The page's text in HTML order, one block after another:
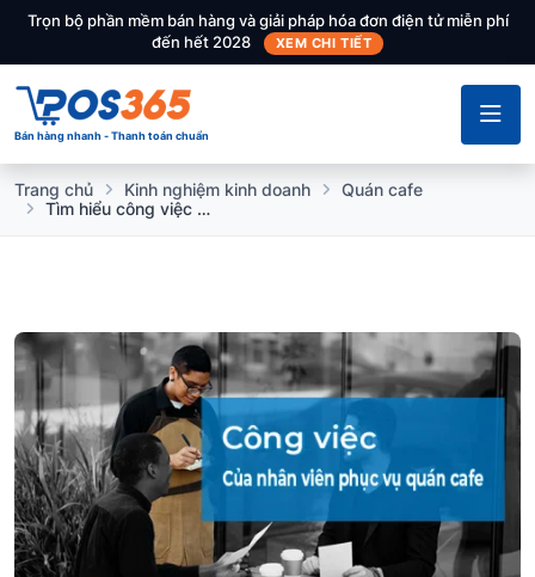
Trọn bộ phần mềm bán hàng và giải pháp hóa đơn điện tử miễn phí
đến hết 2028
XEM CHI TIẾT
Bán hàng nhanh - Thanh toán chuẩn
Trang chủ Kinh nghiệm kinh doanh
Quán cafe
Tìm hiểu công việc của nhân viên phục vụ quán cafe chi tiết